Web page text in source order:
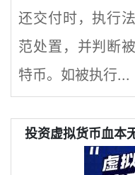
还交付时，执行
范处置，并判断
特币。如被执行...
投资虚拟货币血本